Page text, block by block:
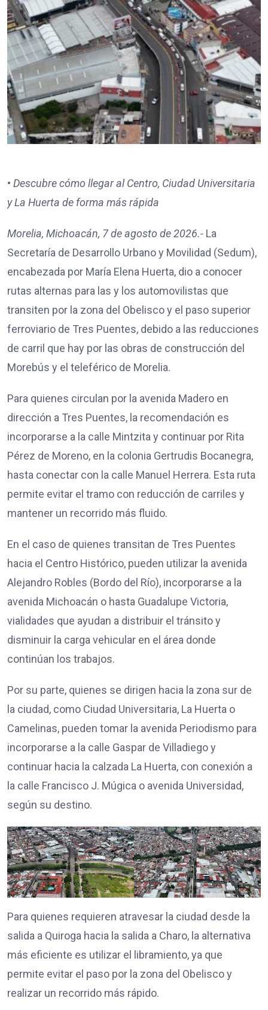
• Descubre cómo llegar al Centro, Ciudad Universitaria
y La Huerta de forma más rápida
Morelia, Michoacán, 7 de agosto de 2026.- La
Secretaría de Desarrollo Urbano y Movilidad (Sedum),
encabezada por María Elena Huerta, dio a conocer
rutas alternas para las y los automovilistas que
transiten por la zona del Obelisco y el paso superior
ferroviario de Tres Puentes, debido a las reducciones
de carril que hay por las obras de construcción del
Morebús y el teleférico de Morelia.
Para quienes circulan por la avenida Madero en
dirección a Tres Puentes, la recomendación es
incorporarse a la calle Mintzita y continuar por Rita
Pérez de Moreno, en la colonia Gertrudis Bocanegra,
hasta conectar con la calle Manuel Herrera. Esta ruta
permite evitar el tramo con reducción de carriles y
mantener un recorrido más fluido.
En el caso de quienes transitan de Tres Puentes
hacia el Centro Histórico, pueden utilizar la avenida
Alejandro Robles (Bordo del Río), incorporarse a la
avenida Michoacán o hasta Guadalupe Victoria,
vialidades que ayudan a distribuir el tránsito y
disminuir la carga vehicular en el área donde
continúan los trabajos.
Por su parte, quienes se dirigen hacia la zona sur de
la ciudad, como Ciudad Universitaria, La Huerta o
Camelinas, pueden tomar la avenida Periodismo para
incorporarse a la calle Gaspar de Villadiego y
continuar hacia la calzada La Huerta, con conexión a
la calle Francisco J. Múgica o avenida Universidad,
según su destino.
Para quienes requieren atravesar la ciudad desde la
salida a Quiroga hacia la salida a Charo, la alternativa
más eficiente es utilizar el libramiento, ya que
permite evitar el paso por la zona del Obelisco y
realizar un recorrido más rápido.